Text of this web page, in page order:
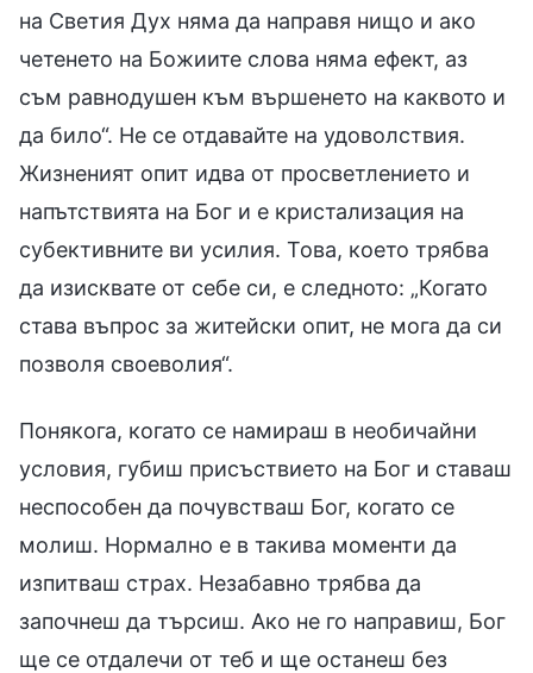
на Светия Дух няма да направя нищо и ако
четенето на Божиите слова няма ефект, аз
съм равнодушен към вършенето на каквото и
да било“. Не се отдавайте на удоволствия.
Жизненият опит идва от просветлението и
напътствията на Бог и е кристализация на
субективните ви усилия. Това, което трябва
да изисквате от себе си, е следното: „Когато
става въпрос за житейски опит, не мога да си
позволя своеволия“.
Понякога, когато се намираш в необичайни
условия, губиш присъствието на Бог и ставаш
неспособен да почувстваш Бог, когато се
молиш. Нормално е в такива моменти да
изпитваш страх. Незабавно трябва да
започнеш да търсиш. Ако не го направиш, Бог
ще се отдалечи от теб и ще останеш без